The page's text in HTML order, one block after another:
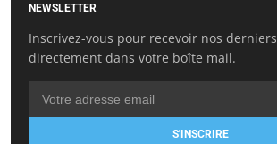
NEWSLETTER
Inscrivez-vous pour recevoir nos
directement dans votre boîte mail.
S'INSCRIRE